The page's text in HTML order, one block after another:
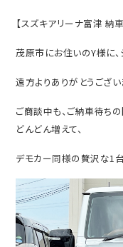
【スズキアリーナ富津 納
茂原市にお住いのY様に
遠方よりありがとうござい
ご商談中も、ご納車待ち
どんどん増えて、
デモカー同様の贅沢な1